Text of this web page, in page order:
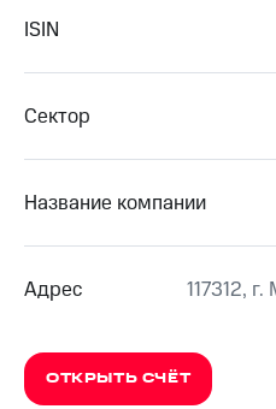
ISIN
Сектор
Название компании
Адрес 117312,
ОТКРЫТЬ СЧЁТ